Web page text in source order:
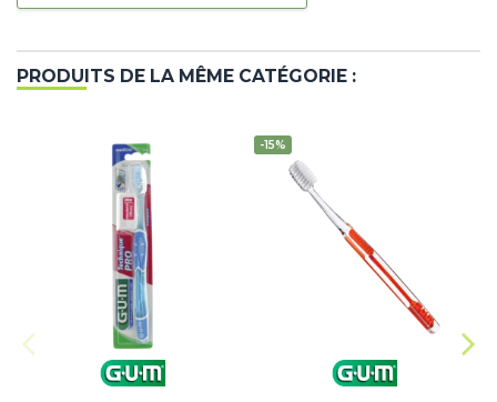
PRODUITS DE LA MÊME CATÉGORIE :
-15%